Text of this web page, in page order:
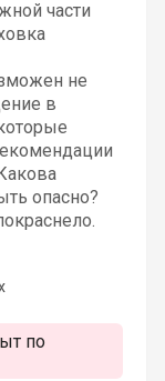
части
не
в
опасно?
по